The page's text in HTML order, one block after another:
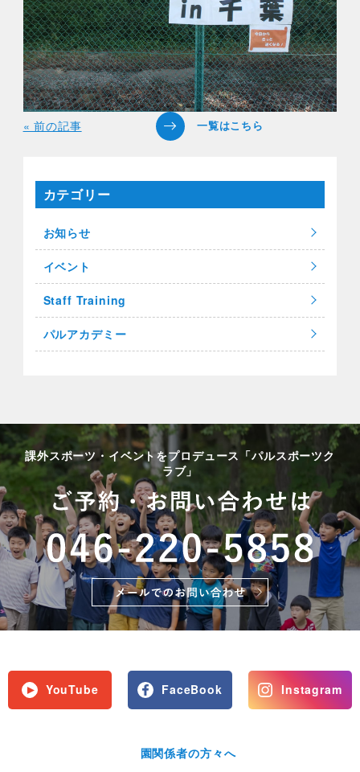
« 前の記事
カテゴリー
お知らせ
イベント
Staff Training
パルアカデミー
課外スポーツ・イベントをプロデュース「パルスポーツク
ラブ」
YouTube FaceBook Instagram
園関係者の方々へ